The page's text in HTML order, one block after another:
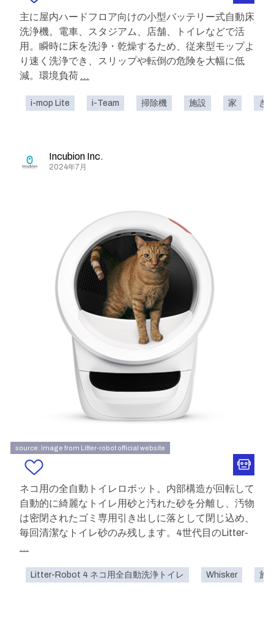
主に屋内ハードフロア向けの小型バッテリー式自動床
洗浄機。電車、スタジアム、店舗、トイレなどで活
用。瞬時に床を洗浄・乾燥するため、従来型モップよ
り速く洗浄でき、スリップや転倒の危険を大幅に低
減。環境負荷 ...
i-mop Lite i-Team 掃除機 施設 家 き
Incubion Inc.
2024年7月
source: Image from Litter-robot official website
ネコ用の全自動トイレロボット。内部構造が回転して
自動的に綺麗なトイレ用砂と汚れた砂を分離し、汚物
は密閉されたゴミ専用引き出しに落として閉じ込め、
毎回清潔なトイレ砂のみ残します。4世代目のLitter-
...
Litter-Robot 4 ネコ用全自動洗浄トイレ Whisker 施